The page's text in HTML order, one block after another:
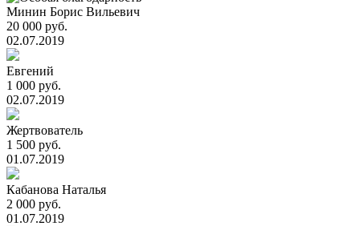
Минин Борис Вильевич
20 000 руб.
02.07.2019
Евгений
1 000 руб.
02.07.2019
Жертвователь
1 500 руб.
01.07.2019
Кабанова Наталья
2 000 руб.
01.07.2019